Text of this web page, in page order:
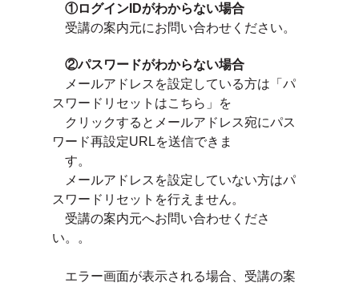
①ログインIDがわからない場合
受講の案内元にお問い合わせください。
②パスワードがわからない場合
メールアドレスを設定している方は「パ
スワードリセットはこちら」を
クリックすると メールアドレス宛にパス
ワード再設定URLを送信できま
す。
メールアドレスを設定していない方はパ
スワードリセットを行えません。
受講の案内元へお問い合わせくださ
い。。
エラー画面が表示される場合、受講の案